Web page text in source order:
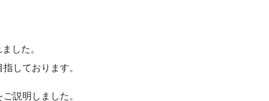
した。
しております。
説明しました。